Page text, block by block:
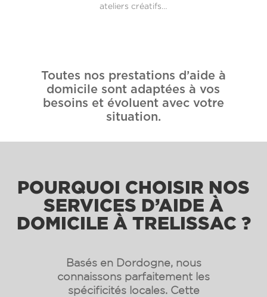
ateliers créatifs…
Toutes nos prestations d’aide à
domicile sont adaptées à vos
besoins et évoluent avec votre
situation.
POURQUOI CHOISIR NOS
SERVICES D’AIDE À
DOMICILE À TRELISSAC ?
Basés en Dordogne, nous
connaissons parfaitement les
spécificités locales. Cette